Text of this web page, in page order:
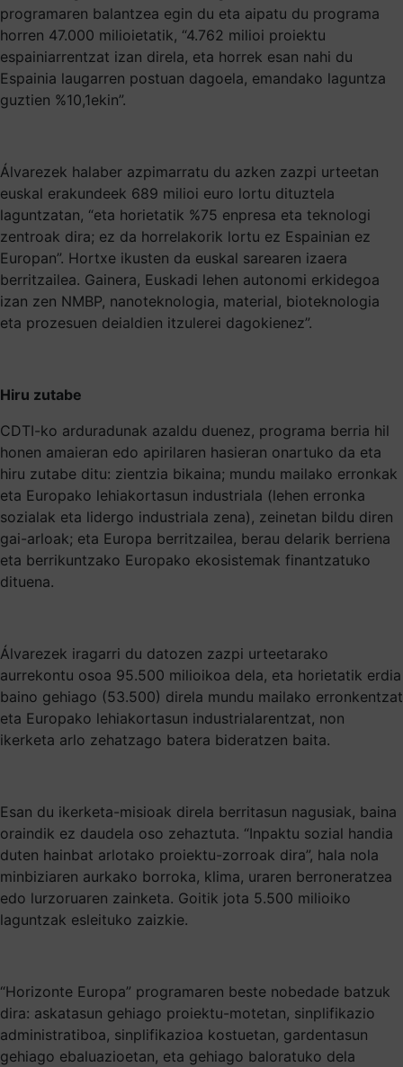
programaren balantzea egin du eta aipatu du programa
horren 47.000 milioietatik, “4.762 milioi proiektu
espainiarrentzat izan direla, eta horrek esan nahi du
Espainia laugarren postuan dagoela, emandako laguntza
guztien %10,1ekin”.
Álvarezek halaber azpimarratu du azken zazpi urteetan
euskal erakundeek 689 milioi euro lortu dituztela
laguntzatan, “eta horietatik %75 enpresa eta teknologi
zentroak dira; ez da horrelakorik lortu ez Espainian ez
Europan”. Hortxe ikusten da euskal sarearen izaera
berritzailea. Gainera, Euskadi lehen autonomi erkidegoa
izan zen NMBP, nanoteknologia, material, bioteknologia
eta prozesuen deialdien itzulerei dagokienez”.
Hiru zutabe
CDTI-ko arduradunak azaldu duenez, programa berria hil
honen amaieran edo apirilaren hasieran onartuko da eta
hiru zutabe ditu: zientzia bikaina; mundu mailako erronkak
eta Europako lehiakortasun industriala (lehen erronka
sozialak eta lidergo industriala zena), zeinetan bildu diren
gai-arloak; eta Europa berritzailea, berau delarik berriena
eta berrikuntzako Europako ekosistemak finantzatuko
dituena.
Álvarezek iragarri du datozen zazpi urteetarako
aurrekontu osoa 95.500 milioikoa dela, eta horietatik erdia
baino gehiago (53.500) direla mundu mailako erronkentzat
eta Europako lehiakortasun industrialarentzat, non
ikerketa arlo zehatzago batera bideratzen baita.
Esan du ikerketa-misioak direla berritasun nagusiak, baina
oraindik ez daudela oso zehaztuta. “Inpaktu sozial handia
duten hainbat arlotako proiektu-zorroak dira”, hala nola
minbiziaren aurkako borroka, klima, uraren berroneratzea
edo lurzoruaren zainketa. Goitik jota 5.500 milioiko
laguntzak esleituko zaizkie.
“Horizonte Europa” programaren beste nobedade batzuk
dira: askatasun gehiago proiektu-motetan, sinplifikazio
administratiboa, sinplifikazioa kostuetan, gardentasun
gehiago ebaluazioetan, eta gehiago baloratuko dela